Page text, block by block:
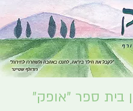
בית ספר ״אופק״